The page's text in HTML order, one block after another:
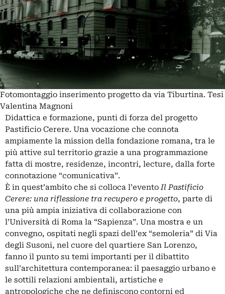
Fotomontaggio inserimento progetto da via Tiburtina. Tesi
Valentina Magnoni
Didattica e formazione, punti di forza del progetto
Pastificio Cerere. Una vocazione che connota
ampiamente la mission della fondazione romana, tra le
più attive sul territorio grazie a una programmazione
fatta di mostre, residenze, incontri, lecture, dalla forte
connotazione “comunicativa”.
È in quest’ambito che si colloca l’eventoIl Pastificio
Cerere: una riflessione tra recupero e progetto, parte di
una più ampia iniziativa di collaborazione con
l’Università di Roma la “Sapienza”. Una mostra e un
convegno, ospitati negli spazi dell’ex “semoleria” di Via
degli Susoni, nel cuore del quartiere San Lorenzo,
fanno il punto su temi importanti per il dibattito
sull’architettura contemporanea: il paesaggio urbano e
le sottili relazioni ambientali, artistiche e
antropologiche che ne definiscono contorni ed